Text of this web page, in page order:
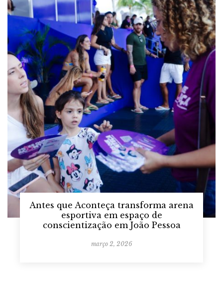
Antes que Aconteça transforma arena
esportiva em espaço de
conscientização em João Pessoa
março 2, 2026